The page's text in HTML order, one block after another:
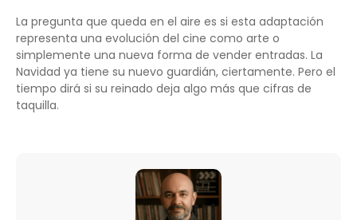
La pregunta que queda en el aire es si esta adaptación
representa una evolución del cine como arte o
simplemente una nueva forma de vender entradas. La
Navidad ya tiene su nuevo guardián, ciertamente. Pero el
tiempo dirá si su reinado deja algo más que cifras de
taquilla.